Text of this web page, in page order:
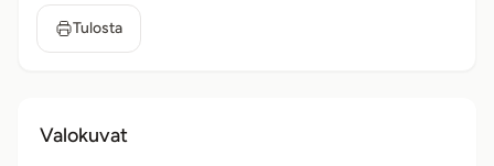
Tulosta
Valokuvat